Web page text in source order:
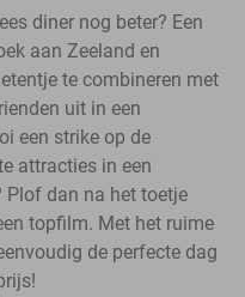
diner nog beter? Een
aan Zeeland en
te combineren met
uit in een
een strike op de
attracties in een
Plof dan na het toetje
topfilm. Met het ruime
de perfecte dag